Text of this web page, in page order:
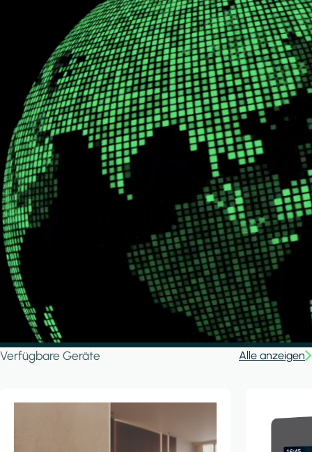
Verfügbare Geräte Alle anzeigen